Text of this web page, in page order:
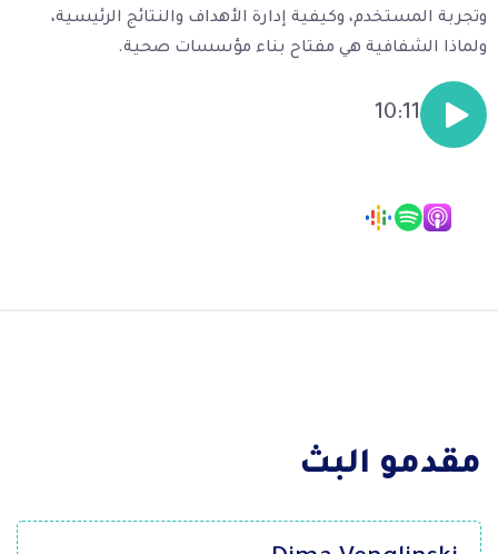
وتجربة المستخدم، وكيفية إدارة الأهداف والنتائج الرئيسية،
ولماذا الشفافية هي مفتاح بناء مؤسسات صحية.
10:11
مقدمو البث